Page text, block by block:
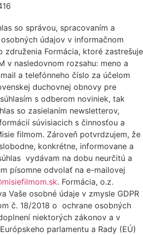
so správou, spracovaním a
údajov v informačnom
združenia Formácia, ktoré zastrešuje
v nasledovnom rozsahu: meno a
a telefónneho číslo za účelom
duchovnej obnovy pre
s odberom noviniek, tak
so zasielaním newsletterov,
súvisiacich s činnosťou a
filmom. Zároveň potvrdzujem, že
konkrétne, informovane a
vydávam na dobu neurčitú a
písomne odvolať na e-mailovej
. Formácia, o.z.
Vaše osobné údaje v zmysle GDPR
č. 18/2018 o ochrane osobných
niektorých zákonov a v
parlamentu a Rady (EÚ)